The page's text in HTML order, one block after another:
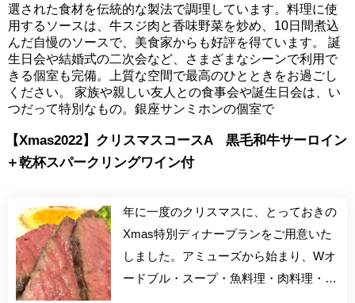
選された食材を伝統的な製法で調理しています。料理に使
用するソースは、牛スジ肉と香味野菜を炒め、10日間煮込
んだ自慢のソースで、美食家からも好評を得ています。 誕
生日会や結婚式の二次会など、さまざまなシーンで利用で
きる個室も完備。上質な空間で最高のひとときをお過ごし
ください。 家族や親しい友人との食事会や誕生日会は、い
つだって特別なもの。銀座サンミホンの個室で
【Xmas2022】クリスマスコースA 黒毛和牛サーロイン
＋乾杯スパークリングワイン付
年に一度のクリスマスに、とっておきの
Xmas特別ディナープランをご用意いた
しました。アミューズから始まり、Wオ
ードブル・スープ・魚料理・肉料理・プ